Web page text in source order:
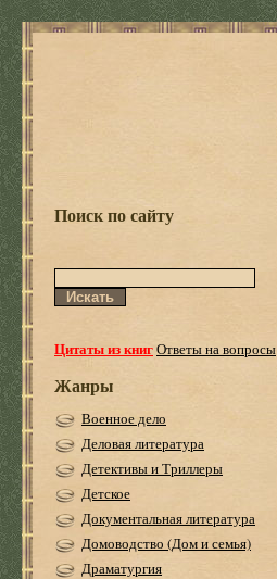
Поиск по сайту
Цитаты из книгОтветы на вопросы
Жанры
Военное дело
Деловая литература
Детективы и Триллеры
Детское
Документальная литература
Домоводство (Дом и семья)
Драматургия